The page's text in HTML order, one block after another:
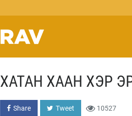
ХАТАН ХААН ХЭР
Share Tweet 10527